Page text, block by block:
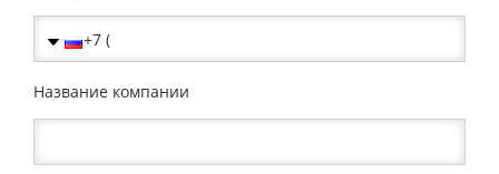
Название компании